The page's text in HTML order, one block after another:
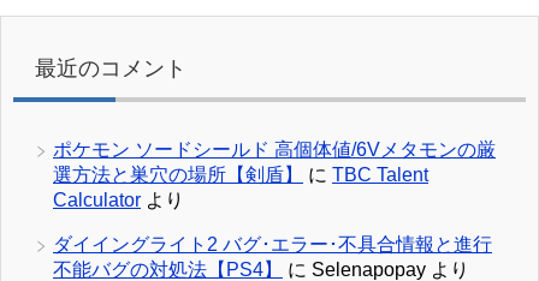
最近のコメント
ポケモン ソードシールド 高個体値/6Vメタモンの厳
選方法と巣穴の場所【剣盾】
に TBC Talent
Calculator より
ダイイングライト2 バグ･エラー･不具合情報と進行
不能バグの対処法【PS4】
に Selenapopay より